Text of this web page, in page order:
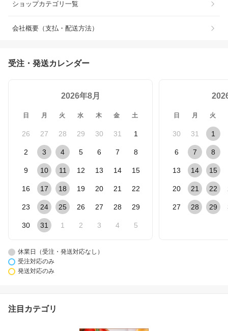
ショップカテゴリ一覧
会社概要（支払・配送方法）
受注・発送カレンダー
2026年8月
日 月 火 水 木 金 土
26 27 28 29 30 31 1
2 3 4 5 6 7 8
9 10 11 12 13 14 15
16 17 18 19 20 21 22
23 24 25 26 27 28 29
30 31 1 2 3 4 5
日 月 火
30 31 1
6 7 8
13 14 15
20 21 22
27 28 29
休業日（受注・発送対応なし）
受注対応のみ
発送対応のみ
注目カテゴリ